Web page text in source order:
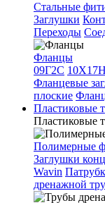
Стальные
Заглушки
Переходы
Фланцы
09Г2С
Фланцевые
плоские
Пластиковые
Пластиковые
Полимерные
Заглушки
Wavin
дренажной